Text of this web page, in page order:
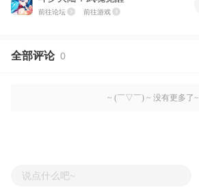
前往论坛 前往游戏
全部评论 0
~ (￣▽￣) ~ 没有更多了~
说点什么吧~